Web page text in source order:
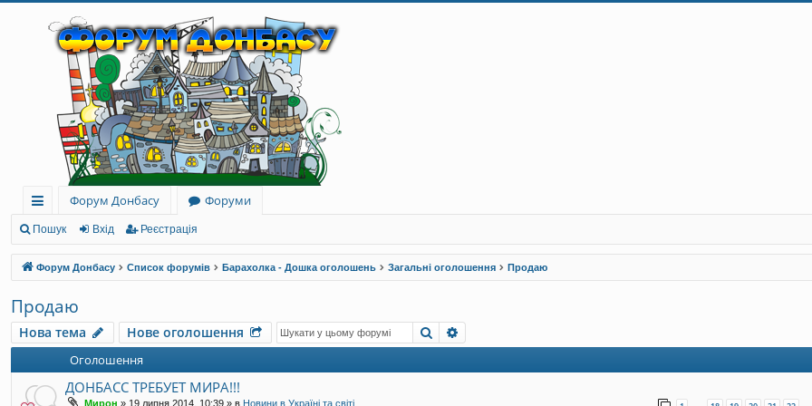
ви
дк
и
й
до
ст
уп
Форум Донбасу
Форуми
Пошук Вхід Реєстрація
Форум Донбасу Список форумів Барахолка - Дошка оголошень Загальні оголошення Продаю
Продаю
Нова тема Нове оголошення Пошук
Оголошення
ДОНБАСС ТРЕБУЕТ МИРА!!!
Мирон » 19 липня 2014, 10:39 » в Новини в Україні та світі